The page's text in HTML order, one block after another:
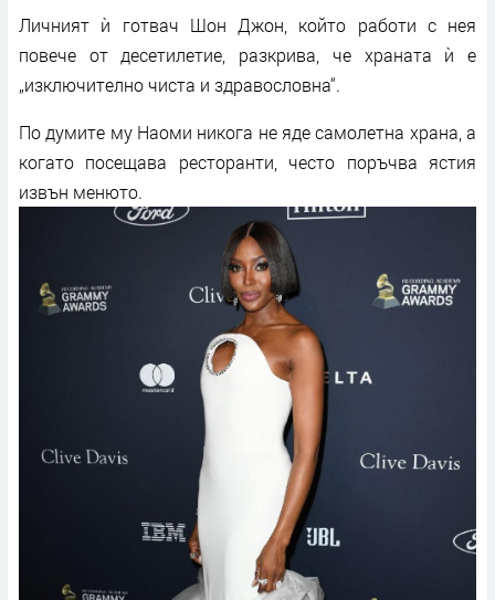
Личният ѝ готвач Шон Джон, който работи с нея
повече от десетилетие, разкрива, че храната ѝ е
„изключително чиста и здравословна“.
По думите му Наоми никога не яде самолетна храна, а
когато посещава ресторанти, често поръчва ястия
извън менюто.